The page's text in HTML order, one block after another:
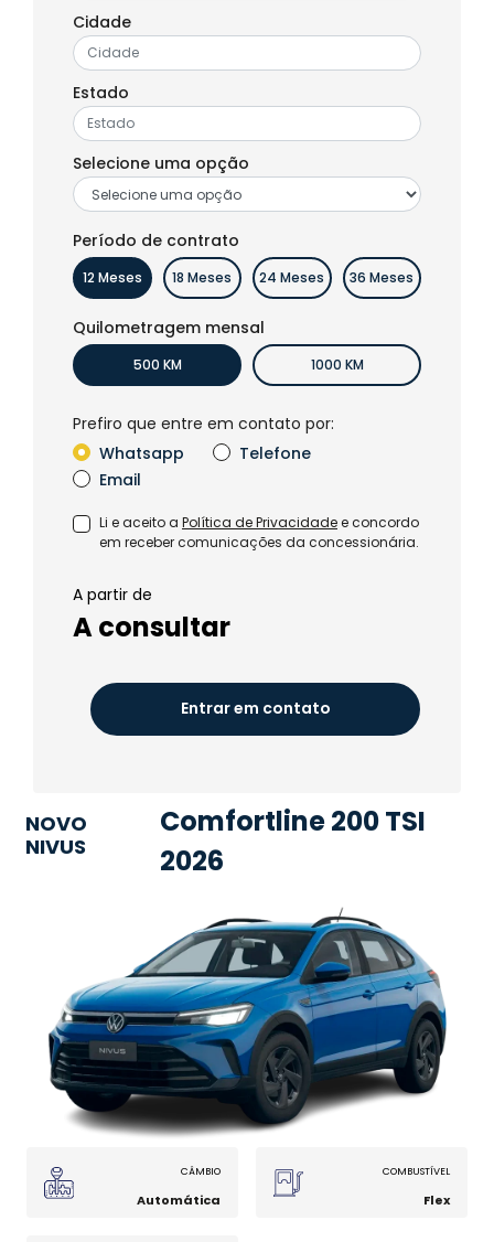
NOVO
NIVUS
Comfortline 200 TSI
2026
CÂMBIO
Automática
COMBUSTÍVEL
Flex
Cidade
Estado
Selecione uma opção
Período de contrato
12 Meses 18 Meses 24 Meses 36 Meses
Quilometragem mensal
500 KM 1000 KM
Prefiro que entre em contato por:
Whatsapp
Telefone
Email
Li e aceito a Política de Privacidadee concordo
em receber comunicações da concessionária.
A partir de
A consultar
Entrar em contato